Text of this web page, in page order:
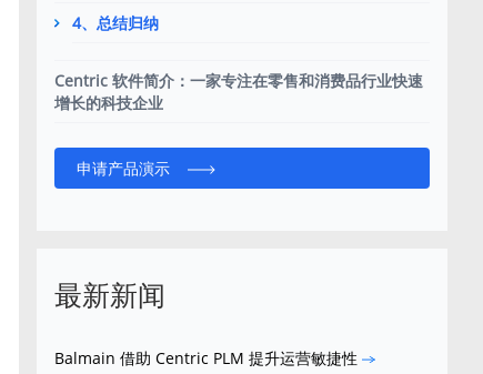
4、总结归纳
Centric 软件简介：一家专注在零售和消费品行业快速
增长的科技企业
申请产品演示
最新新闻
Balmain 借助 Centric PLM 提升运营敏捷性